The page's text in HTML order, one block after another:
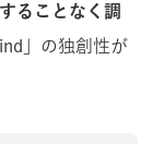
ることなく調
」の独創性が